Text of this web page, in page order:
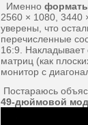
Именно
2560 × 1080, 3440
уверены, что
перечисленные
16:9.
матриц (как
монитор с
Постараюсь
49-дюймовой